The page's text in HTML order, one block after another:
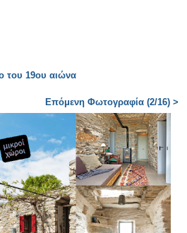
του 19ου αιώνα
Επόμενη Φωτογραφία (2/16) >